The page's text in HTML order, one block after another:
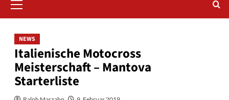
Menü
NEWS
Italienische Motocross
Meisterschaft – Mantova
Starterliste